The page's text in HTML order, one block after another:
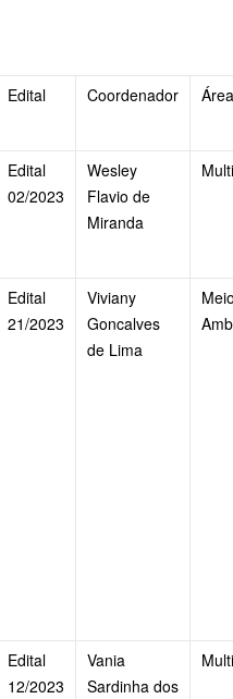
Edital Coordenador
Edital
02/2023
Wesley
Flavio de
Miranda
Edital
21/2023
Viviany
Goncalves
de Lima
Edital
12/2023
Vania
Sardinha dos